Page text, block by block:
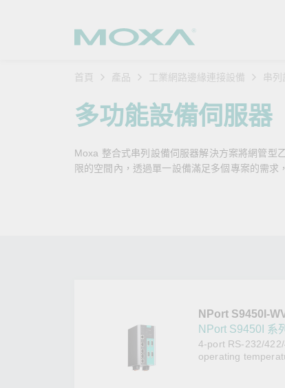
安
網
軌
產
緣
新
首頁 產品 工業網路邊緣連接設備 串
多功能設備伺服器
Moxa 整合式串列設備伺服器解決方案將網管型
限的空間內，透過單一設備滿足多個專案的需求
NPort S9450I-
NPort S9450I 系列
4-port RS-232/
operating